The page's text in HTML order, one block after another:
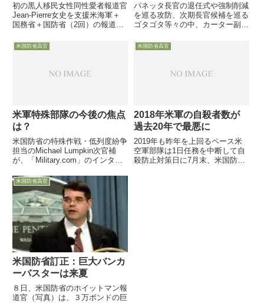
初の黒人移民女性同性愛者報道官
Jean-Pierre女史を支援米海軍＋
国務省＋国防省（2回）の報道官
は、国防省のJohn Kirby報道官が
ホワイトハウスの国家安全保障会
就くと発表...
パネッタ長官の退任式や強制削減
を巡る攻防、次期長官候補を巡る
ゴタゴタ等々の中、カーター副長
で課題を抱える４カ国を駆けめぐ
り、長官交代に伴う軍事外交に穴
米国防省高官
米軍特殊部隊の今後の焦点
は？
米国防省の特殊作戦・低列度紛争
担当のMichael Lumpkin次官補
が、「Military.com」のインタビ
軍特殊部隊の重点地域について語
っています
米国防省高官
2018年米軍の自殺者数が
過去20年で最悪に
2019年も昨年を上回るペース米
空軍部隊は1日任務を中断して自
殺防止対策日に7月末、米国防省
米国防省高官
米国防省訂正：巨大バンカ
ーバスターは来夏
８日、米国防省のホイットマン報
道官（写真）は、３万ポンドの巨